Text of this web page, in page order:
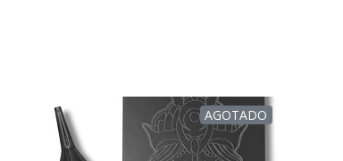
AGOTADO